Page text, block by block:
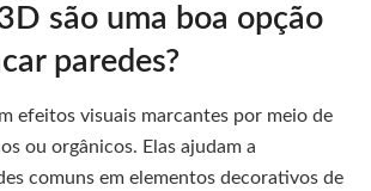
são uma boa opção
paredes?
efeitos visuais marcantes por meio de
ou orgânicos. Elas ajudam a
comuns em elementos decorativos de